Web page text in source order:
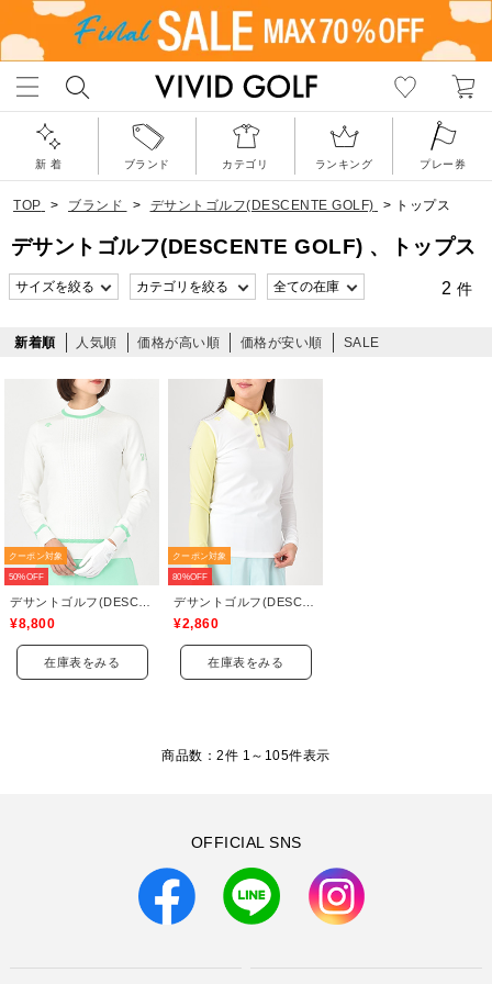
新 着 ブランド カテゴリ ランキング プレー券
TOP > ブランド > デサントゴルフ(DESCENTE GOLF) > トップス
デサントゴルフ(DESCENTE GOLF) 、トップス
2 件
新着順 人気順 価格が高い順 価格が安い順 SALE
クーポン対象
50%OFF
¥8,800
在庫表をみる
クーポン対象
80%OFF
¥2,860
在庫表をみる
商品数：2件 1～ 105件表示
OFFICIAL SNS